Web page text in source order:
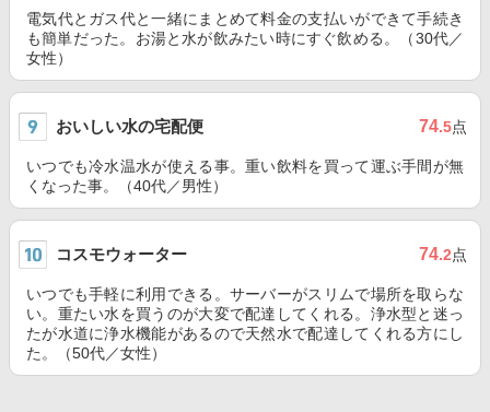
電気代とガス代と一緒にまとめて料金の支払いができて手続き
も簡単だった。お湯と水が飲みたい時にすぐ飲める。（30代／
女性）
おいしい水の宅配便 74.5点
いつでも冷水温水が使える事。重い飲料を買って運ぶ手間が無
くなった事。（40代／男性）
コスモウォーター 74.2点
いつでも手軽に利用できる。サーバーがスリムで場所を取らな
い。重たい水を買うのが大変で配達してくれる。浄水型と迷っ
たが水道に浄水機能があるので天然水で配達してくれる方にし
た。（50代／女性）